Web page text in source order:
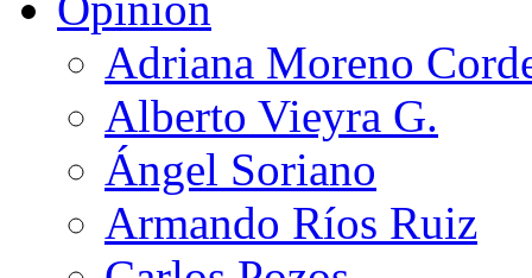
Adriana Moreno
Alberto Vieyra G.
Ángel Soriano
Armando Ríos Ruiz